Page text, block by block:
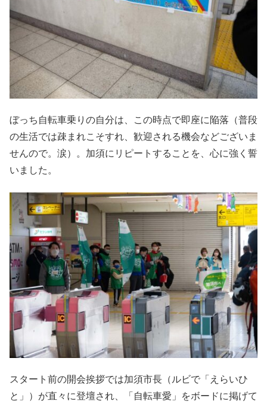
ぼっち自転車乗りの自分は、この時点で即座に陥落（普段
の生活では疎まれこそすれ、歓迎される機会などございま
せんので。涙）。加須にリピートすることを、心に強く誓
いました。
スタート前の開会挨拶では加須市長（ルビで「えらいひ
と」）が直々に登壇され、「自転車愛」をボードに掲げて